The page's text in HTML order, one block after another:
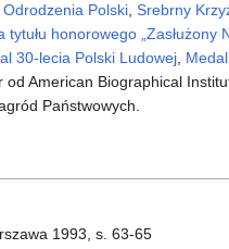
Polski Srebrny
tytułu honorowego
30-lecia Polski Ludowej
American Biographical
Państwowych.
1993, s. 63-65